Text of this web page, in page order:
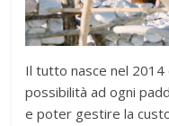
Il tutto nasce nel 2014
possibilità ad ogni
e poter gestire la